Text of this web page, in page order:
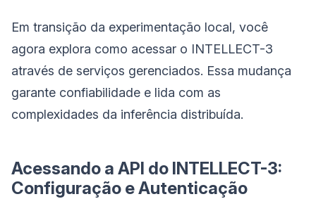
Em transição da experimentação local, você
agora explora como acessar o INTELLECT-3
através de serviços gerenciados. Essa mudança
garante confiabilidade e lida com as
complexidades da inferência distribuída.
Acessando a API do INTELLECT-3:
Configuração e Autenticação